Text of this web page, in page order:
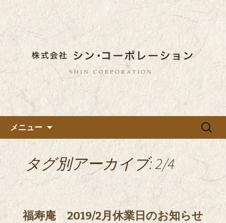
都内に5店舗展開している蕎麦
のお店「真希（しんき）」を運
営する「株式会社シン・コーポ
レーション」のブログ
東京都内に5店舗ある美味しい蕎麦のお
店「真希（しんき）」と運営の「株式
会社シン・コーポレーション」の新着
情報はこちら。店舗によって24時間営
業、宴会なども承っております。季節
のメニューも豊富にご用意。
メニュー
検
タグ別アーカイブ: 2/4
福寿庵 2019/2月休業日のお知らせ